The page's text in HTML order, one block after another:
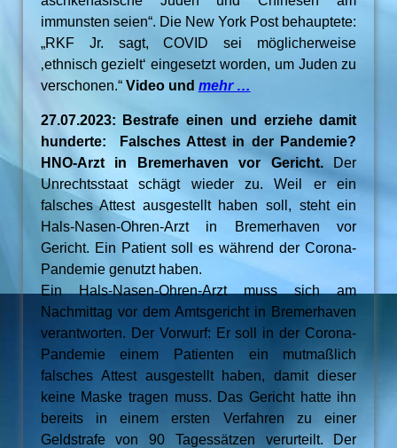
immunsten seien“. Die New York Post behauptete:
„RKF Jr. sagt, COVID sei möglicherweise
‚ethnisch gezielt‘ eingesetzt worden, um Juden zu
verschonen.“ Video und mehr …
27.07.2023: Bestrafe einen und erziehe damit
hunderte: Falsches Attest in der Pandemie?
HNO-Arzt in Bremerhaven vor Gericht.Der
Unrechtsstaat schägt wieder zu. Weil er ein
falsches Attest ausgestellt haben soll, steht ein
Hals-Nasen-Ohren-Arzt in Bremerhaven vor
Gericht. Ein Patient soll es während der Corona-
Pandemie genutzt haben.
Ein Hals-Nasen-Ohren-Arzt muss sich am
Nachmittag vor dem Amtsgericht in Bremerhaven
verantworten. Der Vorwurf: Er soll in der Corona-
Pandemie einem Patienten ein mutmaßlich
falsches Attest ausgestellt haben, damit dieser
keine Maske tragen muss. Das Gericht hatte ihn
bereits in einem ersten Verfahren zu einer
Geldstrafe von 90 Tagessätzen verurteilt. Der